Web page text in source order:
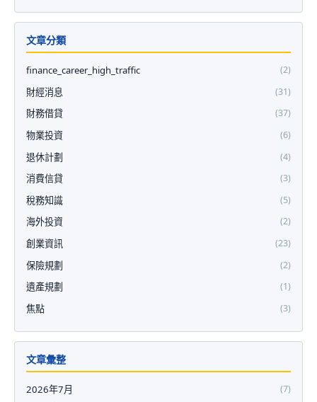
文章分類
finance_career_high_traffic (2)
財經消息 (31)
財務借貸 (37)
物業投資 (6)
退休計劃 (4)
消費信貸 (3)
稅務知識 (5)
海外投資 (2)
創業資訊 (23)
保險規劃 (2)
遺產規劃 (1)
焦點 (3)
文章彙整
2026年7月 (7)